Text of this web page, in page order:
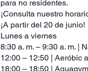
para no residentes.
¡Consulta nuestro
¡A partir del 20 de junio!
Lunes a viernes
8:30 a. m. – 9:30 a. m. |
12:00 – 12:50 | Aeróbic
18:00 – 18:50 |